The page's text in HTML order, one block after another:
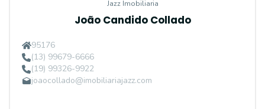
Jazz Imobiliaria
João Candido Collado
95176
(13) 99679-6666
(19) 99326-9922
joaocollado@imobiliariajazz.com